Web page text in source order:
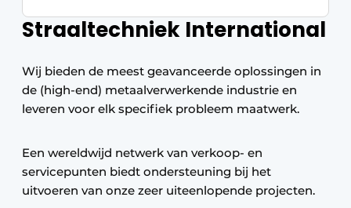
Straaltechniek International
Wij bieden de meest geavanceerde oplossingen in
de (high-end) metaalverwerkende industrie en
leveren voor elk specifiek probleem maatwerk.
Een wereldwijd netwerk van verkoop- en
servicepunten biedt ondersteuning bij het
uitvoeren van onze zeer uiteenlopende projecten.